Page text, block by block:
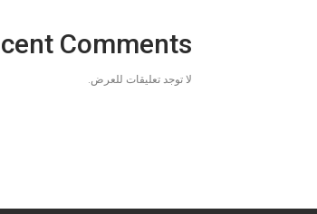
Comments
لا توجد تعليقات للعرض.